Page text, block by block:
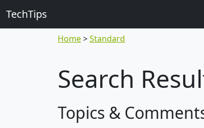
TechTips
Home Standard
Search
Topics &